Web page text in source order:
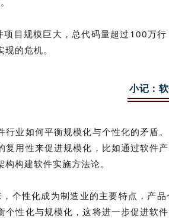
目规模巨大，总代码量超过100万
的危机。
小记：
行业如何平衡规模化与个性化的矛盾
复用性来促进规模化，比如通过软件
构建软件实施方法论。
个性化成为制造业的主要特点，产
个性化与规模化，这将进一步促进软